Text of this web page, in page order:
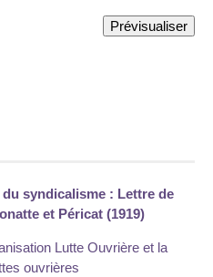
syndicalisme : Lettre de
et Péricat (1919)
Lutte Ouvrière et la
ouvrières